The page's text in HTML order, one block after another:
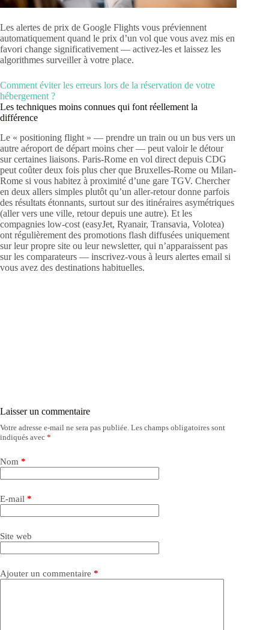
Les alertes de prix de Google Flights vous préviennent
automatiquement quand le prix d’un vol que vous avez mis en
favori change significativement — activez-les et laissez les
algorithmes surveiller à votre place.
Comment éviter les erreurs lors de la réservation de votre
hébergement ?
Les techniques moins connues qui font réellement la
différence
Le « positioning flight » — prendre un train ou un bus vers un
autre aéroport de départ moins cher — peut valoir le détour
sur certaines liaisons. Paris-Rome en vol direct depuis CDG
peut coûter deux fois plus cher que Bruxelles-Rome ou Milan-
Rome si vous habitez à proximité d’une gare TGV. Chercher
en deux allers simples plutôt qu’un aller-retour donne parfois
des résultats étonnants, surtout sur des itinéraires asymétriques
(aller vers une ville, retour depuis une autre). Et les
compagnies low-cost (easyJet, Ryanair, Transavia, Volotea)
ont régulièrement des promotions flash diffusées uniquement
sur leur propre site ou leur newsletter, qui n’apparaissent pas
sur les comparateurs — inscrivez-vous à leurs alertes email si
vous avez des destinations habituelles.
Laisser un commentaire
Votre adresse e-mail ne sera pas publiée. Les champs obligatoires sont
indiqués avec *
Nom *
E-mail *
Site web
Ajouter un commentaire *